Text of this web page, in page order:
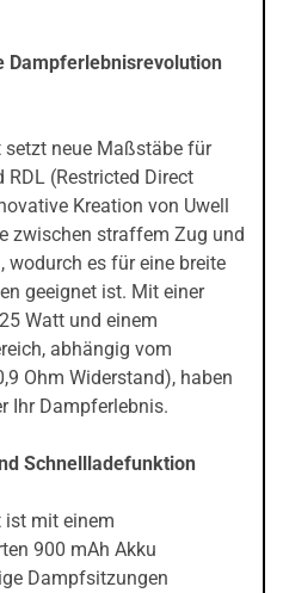
Dampferlebnisrevolution
setzt neue Maßstäbe für
(Restricted Direct
Kreation von Uwell
zwischen straffem Zug und
es für eine breite
geeignet ist. Mit einer
Watt und einem
abhängig vom
Ohm Widerstand), haben
Ihr Dampferlebnis.
Schnellladefunktion
ist mit einem
900 mAh Akku
Dampfsitzungen